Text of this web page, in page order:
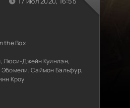
the Box
Люси-Джейн Куинлэн,
Эбомели, Саймон Бальфур,
Кроу